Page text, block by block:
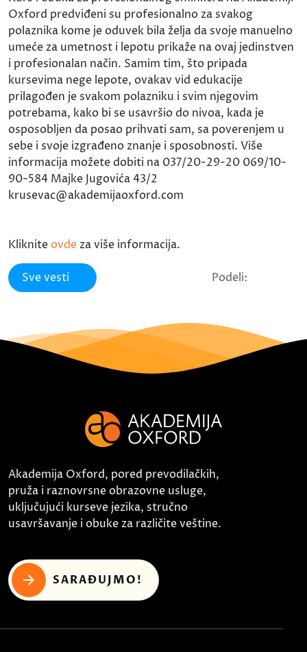
Oxford predviđeni su profesionalno za svakog
polaznika kome je oduvek bila želja da svoje manuelno
umeće za umetnost i lepotu prikaže na ovaj jedinstven
i profesionalan način. Samim tim, što pripada
kursevima nege lepote, ovakav vid edukacije
prilagođen je svakom polazniku i svim njegovim
potrebama, kako bi se usavršio do nivoa, kada je
osposobljen da posao prihvati sam, sa poverenjem u
sebe i svoje izgrađeno znanje i sposobnosti. Više
informacija možete dobiti na 037/20-29-20 069/10-
90-584 Majke Jugovića 43/2
krusevac@akademijaoxford.com
Kliknite ovde za više informacija.
Sve vesti Podeli:
Akademija Oxford, pored prevodilačkih,
pruža i raznovrsne obrazovne usluge,
uključujući kurseve jezika, stručno
usavršavanje i obuke za različite veštine.
SARAĐUJMO!